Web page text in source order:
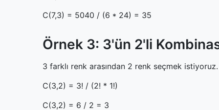
C(7,3) = 5040 / (6 * 24) = 35
Örnek 3: 3'ün 2'li
3 farklı renk arasından 2 renk seçmek
C(3,2) = 3! / (2! * 1!)
C(3,2) = 6 / 2 = 3